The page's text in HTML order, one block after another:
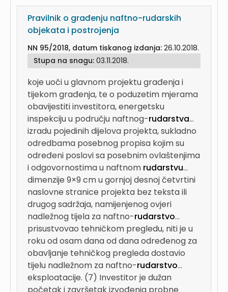
Pravilnik o građenju naftno-rudarskih
objekata i postrojenja
NN 95/2018, datum tiskanog izdanja: 26.10.2018.
Stupa na snagu: 03.11.2018.
koje uoči u glavnom projektu građenja i
tijekom građenja, te o poduzetim mjerama
obavijestiti investitora, energetsku
inspekciju u području naftnog-rudarstva...
izradu pojedinih dijelova projekta, sukladno
odredbama posebnog propisa kojim su
određeni poslovi sa posebnim ovlaštenjima
i odgovornostima u naftnom rudarstvu...
dimenzije 9×9 cm u gornjoj desnoj četvrtini
naslovne stranice projekta bez teksta ili
drugog sadržaja, namijenjenog ovjeri
nadležnog tijela za naftno-rudarstvo...
prisustvovao tehničkom pregledu, niti je u
roku od osam dana od dana određenog za
obavljanje tehničkog pregleda dostavio
tijelu nadležnom za naftno-rudarstvo...
eksploatacije. (7) Investitor je dužan